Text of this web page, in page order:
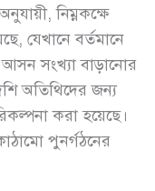
নিম্নকক্ষে
যেখানে বর্তমানে
সংখ্যা বাড়ানোর
অতিথিদের জন্য
করা হয়েছে।
পুনর্গঠনের